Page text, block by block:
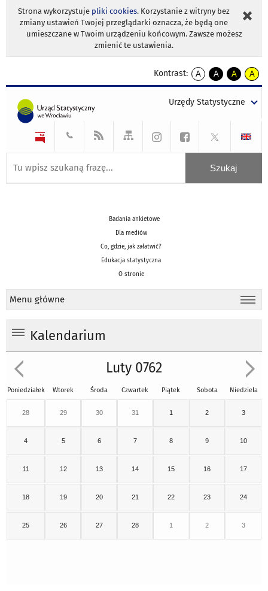
Strona wykorzystuje pliki cookies. Korzystanie z witryny bez
zmiany ustawień Twojej przeglądarki oznacza, że będą one
umieszczane w Twoim urządzeniu końcowym. Zawsze możesz
zmienić te ustawienia.
Kontrast:
A
kontrast
A
kontrast
tekst
czarnym
A
kontrast
tekst
czarnym
A
tekst
żółtym
Urzędy Statystyczne
Badania ankietowe
Dla mediów
Co, gdzie, jak załatwić?
Edukacja statystyczna
O stronie
Menu główne
Kalendarium
Luty 0762
Poniedziałek Wtorek Środa Czwartek Piątek Sobota Niedziela
28 29 30 31 1 2 3
4 5 6 7 8 9 10
11 12 13 14 15 16 17
18 19 20 21 22 23 24
25 26 27 28 1 2 3